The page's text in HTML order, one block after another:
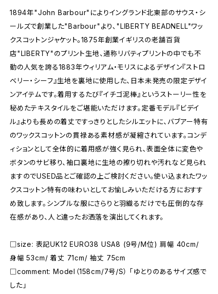
1894年"John Barbour"によりイングランド北東部のサウス・シ
ールズで創業した"Barbour"より、"LIBERTY BEADNELL"ワッ
クスコットンジャケット。1875年創業イギリスの老舗百貨
店"LIBERTY"のプリント生地、通称リバティプリントの中でも不
動の人気を誇る1883年ウィリアム・モリスによるデザイン『ストロ
ベリー・シーフ』生地を裏地に使用した、日本未発売の限定デザイ
ンアイテムです。着用するたび『イチゴ泥棒』というストーリー性を
秘めたテキスタイルをご堪能いただけます。定番モデル『ビデイ
ル』よりも長めの着丈ですっきりとしたシルエットに、バブアー特有
のワックスコットンの貫禄ある素材感が凝縮されています。コンデ
ィションとして全体的に着用感が強く見られ、表面全体に変色や
ボタンのサビ移り、袖口裏地に生地の擦り切れや汚れなど見られ
ますのでUSED品とご確認の上ご検討ください。使い込まれたワッ
クスコットン特有の味わいとしてお愉しみいただける方におすす
め致します。シンプルな服にさらりと羽織るだけでも圧倒的な存
在感があり、人と違ったお洒落を演出してくれます。
□size: 表記UK12 EURO38 USA8 (9号/M位) 肩幅 40cm/
身幅 53cm/ 着丈 71cm/ 袖丈 75cm
□comment: Model（158cm/7号/S） 「ゆとりのあるサイズ感で
した」